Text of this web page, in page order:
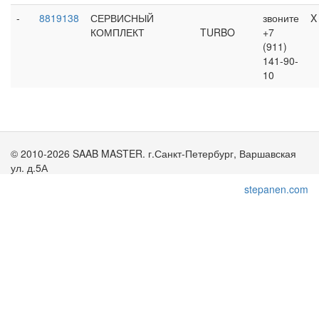
- 8819138
СЕРВИСНЫЙ
КОМПЛЕКТ
TURBO
звоните
+7
(911)
141-90-
10
X
© 2010-2026 SAAB MASTER. г.Санкт-Петербург, Варшавская
ул. д.5А
stepanen.com